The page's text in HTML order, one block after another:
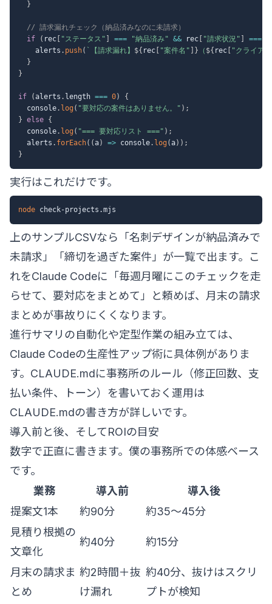
}
// 請求漏れチェック（納品済みなのに未請求）
if
( rec "ステータス" === "納品済み" && rec "請求状況" ===
    alerts
. push( ` 【請求漏れ】 ${ rec "案件名" } （ ${ rec
"クライア
}
}
if (alerts . length === 0)
{
  console
. log ( "要対応の案件はありません。" ) ;
} else {
  console
. log ( "=== 要対応リスト ===" ) ;
  alerts
. forEach( (a) => console. log (a) ) ;
}
実行はこれだけです。
node
上のサンプルCSVなら「名刺デザインが納品済みで
未請求」「締切を過ぎた案件」が一覧で出ます。こ
れをClaude Codeに「毎週月曜にこのチェックを走
らせて、要対応をまとめて」と頼めば、月末の請求
まとめが事故りにくくなります。
進行サマリの自動化や定型作業の組み立ては、
Claude Codeの生産性アップ術に具体例がありま
す。CLAUDE.mdに事務所のルール（修正回数、支
払い条件、トーン）を書いておく運用は
CLAUDE.mdの書き方が詳しいです。
導入前と後、そしてROIの目安
数字で正直に書きます。僕の事務所での体感ベース
です。
業務
導入前
導入後
提案文1本
約90分
約35〜45分
見積り根拠の
文章化
約40分 約15分
月末の請求ま
とめ
約2時間＋抜
け漏れ
約40分、抜けはスクリ
プトが検知